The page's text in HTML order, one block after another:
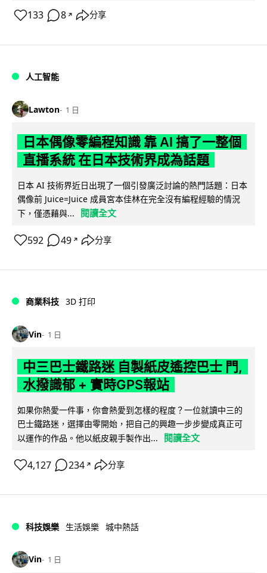
133 8 ↗ 分享
人工智能
Lawton 1 日
日本偶像零編程知識 靠 AI 搞了一整個
直播系統 在日本技術界成為話題
日本 AI 技術界近日出現了一個引發廣泛討論的熱門話題：日本
偶像前 Juice=Juice 成員宮本佳林在完全沒有編程經驗的情況
下，僅憑藉與...
閱讀全文
592 49 ↗ 分享
商業科技 3D 打印
Vin 1 日
中三巴士鐵路迷 自製紙皮遙控巴士 門,
水撥識郁 + 實時GPS報站
如果你熱愛一件事，你會熱愛到怎樣的程度？一位就讀中三的
巴士鐵路迷，選擇由零開始，把自己的興趣一步步變成真正可
以運作的作品。他以紙皮親手製作出...
閱讀全文
4,127 234 ↗ 分享
科技娛樂 生活娛樂 城中熱話
Vin 1 日